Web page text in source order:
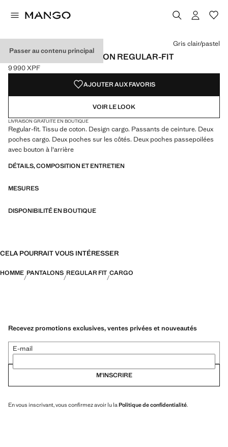
Passer au contenu principal
PANTALON CARGO COTON REGULAR-FIT
Prix actuel [9 990 XPF ]
9 990 XPF
Choisissez une couleur
Couleur Kaki
Couleur Gris clair/pastel sélectionnée
Couleur Gris
Gris clair/pastel
AJOUTER AUX FAVORIS
VOIR LE LOOK
LIVRAISON GRATUITE EN BOUTIQUE
Regular-fit. Tissu de coton. Design cargo. Passants de ceinture. Deux
poches cargo. Deux poches sur les côtés. Deux poches passepoilées
avec bouton à l'arrière
DÉTAILS, COMPOSITION ET ENTRETIEN
MESURES
DISPONIBILITÉ EN BOUTIQUE
CELA POURRAIT VOUS INTÉRESSER
HOMME PANTALONS REGULAR FIT CARGO
Recevez promotions exclusives, ventes privées et nouveautés
E-mail
M’INSCRIRE
En vous inscrivant, vous confirmez avoir lu la Politique de confidentialité.